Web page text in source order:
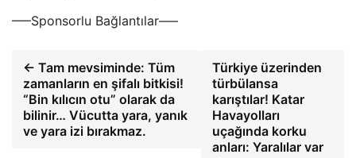
—–Sponsorlu Bağlantılar—–
← Tam mevsiminde: Tüm
zamanların en şifalı bitkisi!
“Bin kılıcın otu” olarak da
bilinir… Vücutta yara, yanık
ve yara izi bırakmaz.
Türkiye üzerinden
türbülansa
karıştılar! Katar
Havayolları
uçağında korku
anları: Yaralılar var